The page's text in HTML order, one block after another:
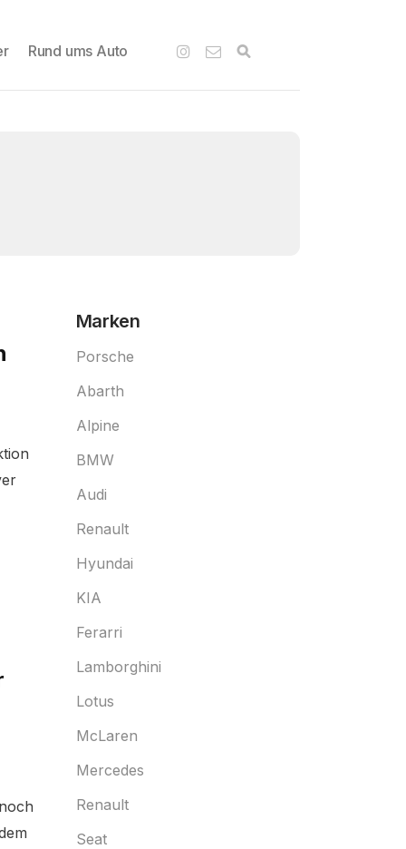
Rund ums Auto
Marken
Porsche
Abarth
Alpine
BMW
Audi
Renault
Hyundai
KIA
Ferarri
Lamborghini
Lotus
McLaren
Mercedes
Renault
Seat